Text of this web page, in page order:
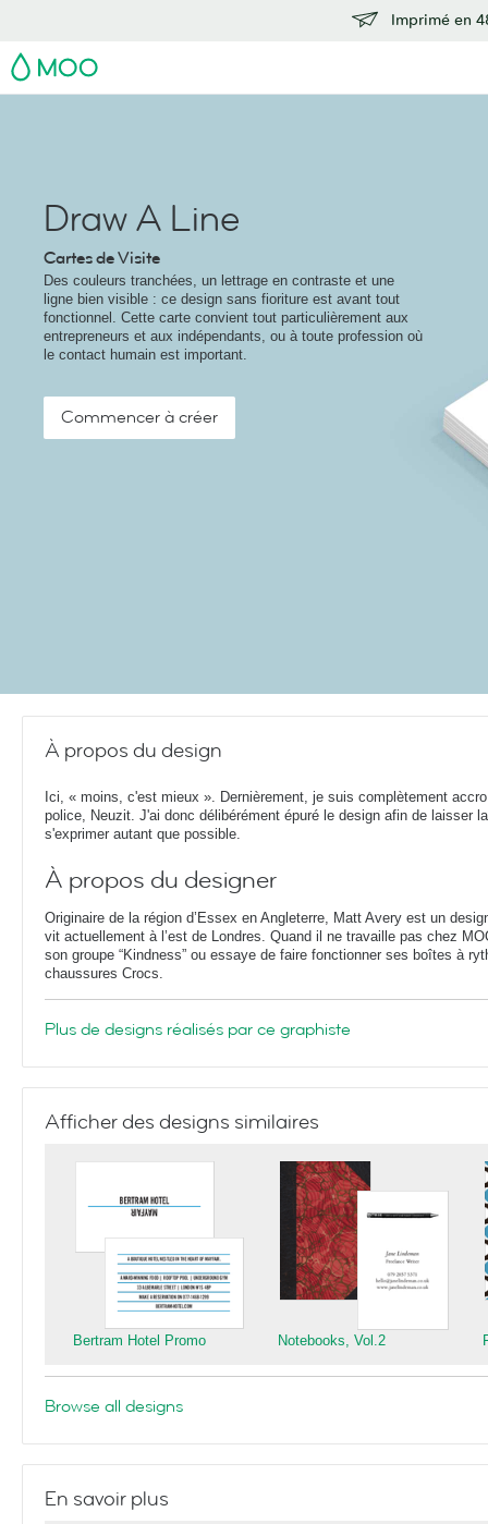
Imprimé en
MOO
Draw A Line
Cartes de Visite
Des couleurs tranchées, un lettrage en contraste et une
ligne bien visible : ce design sans fioriture est avant tout
fonctionnel. Cette carte convient tout particulièrement aux
entrepreneurs et aux indépendants, ou à toute profession où
le contact humain est important.
Commencer à créer
À propos du design
Ici, « moins, c'est mieux ». Dernièrement, je suis complètement
police, Neuzit. J'ai donc délibérément épuré le design afin de laisser
s'exprimer autant que possible.
À propos du designer
Originaire de la région d’Essex en Angleterre, Matt Avery est un
vit actuellement à l’est de Londres. Quand il ne travaille pas chez
son groupe “Kindness” ou essaye de faire fonctionner ses boîtes à
chaussures Crocs.
Plus de designs réalisés par ce graphiste
Afficher des designs similaires
Bertram Hotel Promo Notebooks, Vol.2
Browse all designs
En savoir plus